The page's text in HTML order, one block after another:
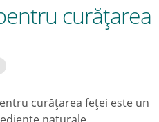
curăţarea
curăţarea feţei este un